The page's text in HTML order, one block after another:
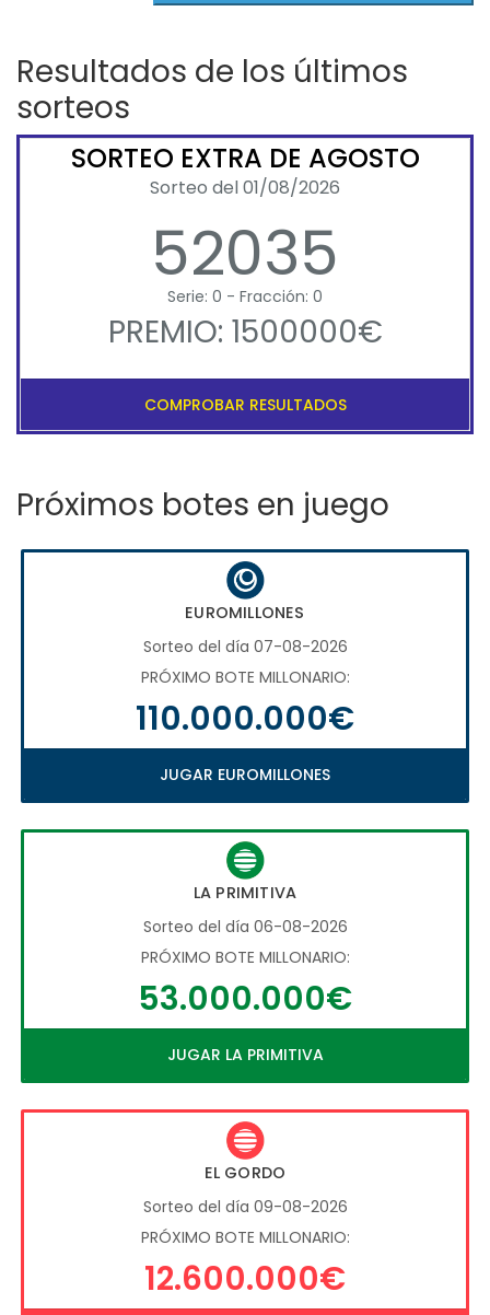
Resultados de los últimos
sorteos
SORTEO EXTRA DE AGOSTO
Sorteo del 01/08/2026
52035
Serie: 0 - Fracción: 0
PREMIO: 1500000€
COMPROBAR RESULTADOS
Próximos botes en juego
EUROMILLONES
Sorteo del día 07-08-2026
PRÓXIMO BOTE MILLONARIO:
110.000.000€
JUGAR EUROMILLONES
LA PRIMITIVA
Sorteo del día 06-08-2026
PRÓXIMO BOTE MILLONARIO:
53.000.000€
JUGAR LA PRIMITIVA
EL GORDO
Sorteo del día 09-08-2026
PRÓXIMO BOTE MILLONARIO:
12.600.000€